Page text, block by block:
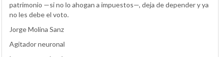
patrimonio —si no lo ahogan a impuestos—, deja de depender y ya
no les debe el voto.
Jorge Molina Sanz
Agitador neuronal